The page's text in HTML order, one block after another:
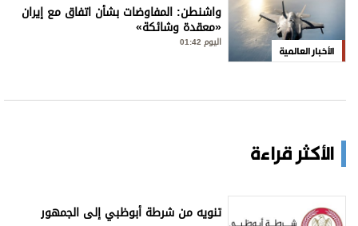
الأخبار العالمية
واشنطن: المفاوضات بشأن اتفاق مع إيران
«معقدة وشائكة»
اليوم 01:42
الأكثر قراءة
تنويه من شرطة أبوظبي إلى الجمهور